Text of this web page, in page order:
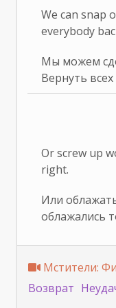
We can snap
everybody
Мы можем
Вернуть всех
Or screw up
right.
Или
облажались
Мстители:
Возврат